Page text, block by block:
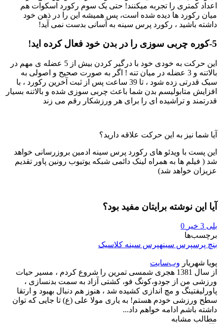
اعداد کمتری را تجربه میکنند! حتی یک سوم رکورد اسکوات هم
میان رکورد ها دیده شده است، پس همیشه این را در ذهن خود
داشته باشید ، رکورد پرس سینه به آسانی بدست نمی آید!
5-کوره چربی سوزی را در بدن خود فعال کرده اید!
این حرکت به خودی خود با درگیر کردن بیش از 5 عضله ی مهم در
بالاتنه و 3 عضله در میان تنه ! اگر به صورت صحیح و اصولی به
سبک قدرتی زده شود ، تا 39 ساعت پس از ثبت آخرین رکورد ، با
افزایش متابولیسم بدن شما باعث چربی سوزی شده و بالاتنه بسیار
قدرتمند و تراشیده ای را برای هر ورزشکار رقم می زند
آیا شما نیز به این حرکت علاقه دارید؟
این پست با ویدئو های رکورد پرس سینه ادمین بروزرسانی خواهد
شد ( فیلم ها به همراه لینک دائمی شبکه یوتیوب رونین پاور تقدیم
عزیزان خواهد شد)
آیا این نوشته برایتان مفید بود؟
بلی 3 خیر 0
برچسب‌ها
بنچ پرسپرس سینهپرس سینه کلاسیک
پویا شهریار وب‌سایت
از سال 1381 هجری شمسی تمرین را شروع کردم ، مسیر حیات
ورزشی من از جودو،کونگ فو، کشتی آزاد به سمت بدنسازی ،
پاورلیفتینگ و مچ اندازی کشیده شد ، هنوز هم دنبال بهبود و ارتقا
سطح ورزشی خودم هستم! به یاری مولا علی (ع) تا جایی که توان
داشته باشم ادامه خواهم داد...
مطالب مشابه